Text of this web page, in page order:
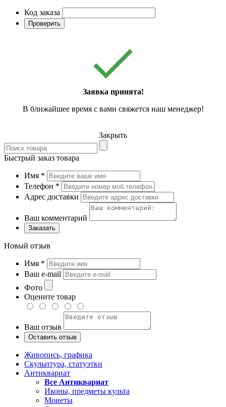
Код заказа
Проверить
Заявка принята!
В ближайшее время с вами свяжется наш менеджер!
Закрыть
Быстрый заказ товара
Имя *
Телефон *
Адрес доставки
Ваш комментарий
Заказать
Новый отзыв
Имя *
Ваш e-mail
Фото
Оцените товар
Ваш отзыв
Живопись, графика
Скульптура, статуэтки
Антиквариат
Все Антиквариат
Иконы, предметы культа
Монеты